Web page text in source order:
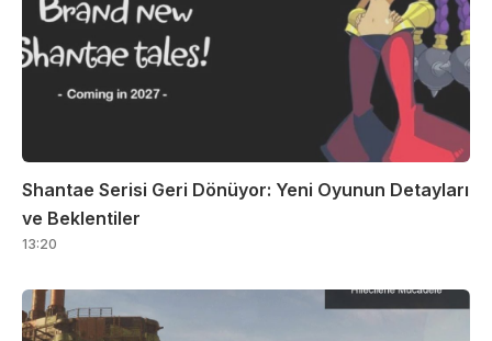
Shantae Serisi Geri Dönüyor: Yeni Oyunun Detayları
ve Beklentiler
13:20